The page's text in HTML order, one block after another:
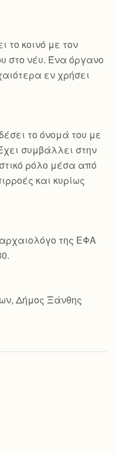
το κοινό με τον
στο νέυ. Ένα όργανο
εν χρήσει
το όνομά του με
συμβάλλει στην
ρόλο μέσα από
και κυρίως
της ΕΦΑ
Δήμος Ξάνθης